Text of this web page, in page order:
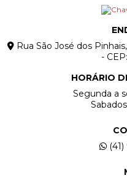
Rua São José dos
-
HORÁRIO
Segunda a
(41)